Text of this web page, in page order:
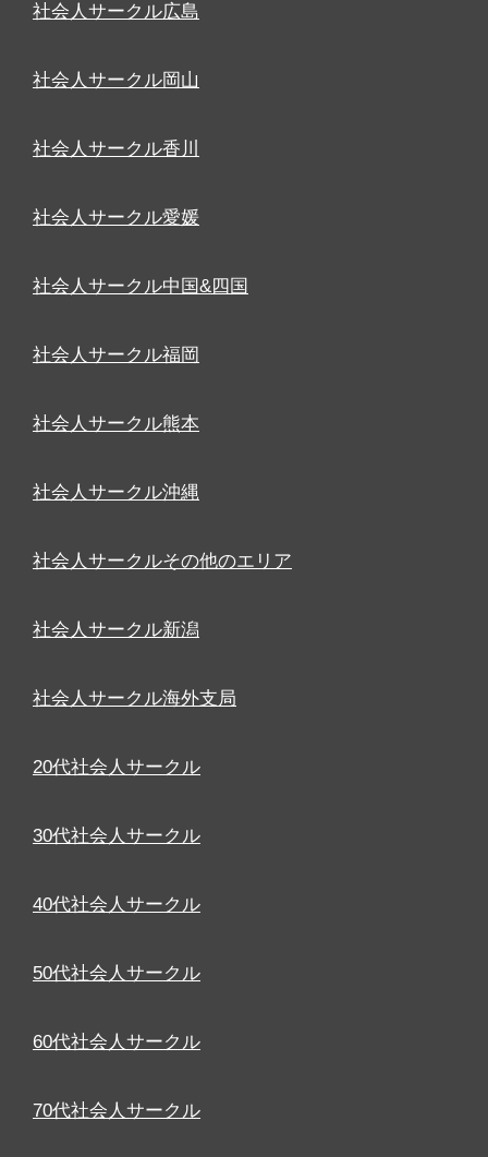
社会人サークル広島
社会人サークル岡山
社会人サークル香川
社会人サークル愛媛
社会人サークル中国&四国
社会人サークル福岡
社会人サークル熊本
社会人サークル沖縄
社会人サークルその他のエリア
社会人サークル新潟
社会人サークル海外支局
20代社会人サークル
30代社会人サークル
40代社会人サークル
50代社会人サークル
60代社会人サークル
70代社会人サークル